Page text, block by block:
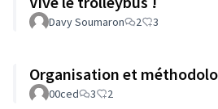
Davy Soumaron 2 3
Organisation et
00ced 3 2